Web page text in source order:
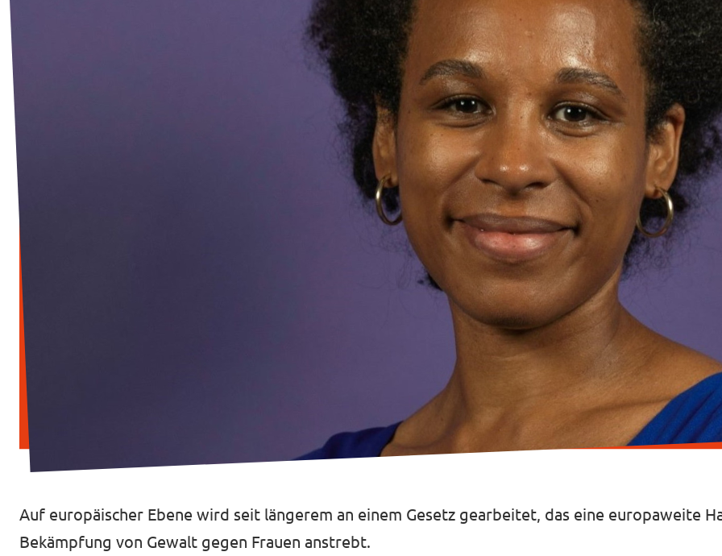
Transparenzregister
Datenschutz
Impressum
Auf europäischer Ebene wird seit längerem an einem Gesetz gearbeitet, das eine europaweite
Bekämpfung von Gewalt gegen Frauen anstrebt.